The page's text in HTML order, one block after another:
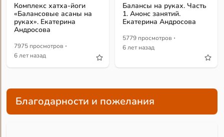
Комплекс хатха-йоги
«Балансовые асаны на
руках». Екатерина
Андросова
7975 просмотров ·
6 лет назад
Балансы на руках. Часть
1. Анонс занятий.
Екатерина Андросова
5779 просмотров ·
6 лет назад
Благодарности и пожелания